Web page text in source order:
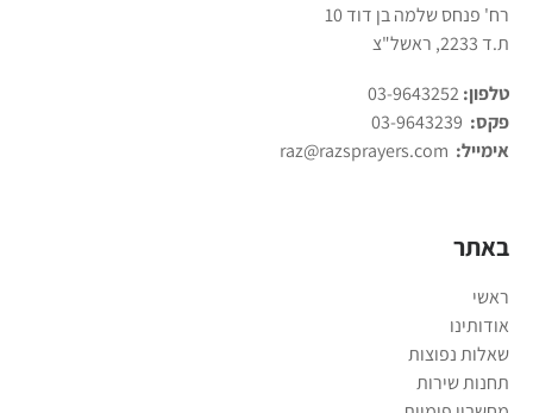
רח' פנחס שלמה בן דוד 10
ת.ד 2233, ראשל"צ
טלפון:03-9643252
פקס:
אימייל: raz@razsprayers.com
באתר
ראשי
אודותינו
שאלות נפוצות
תחנות שירות